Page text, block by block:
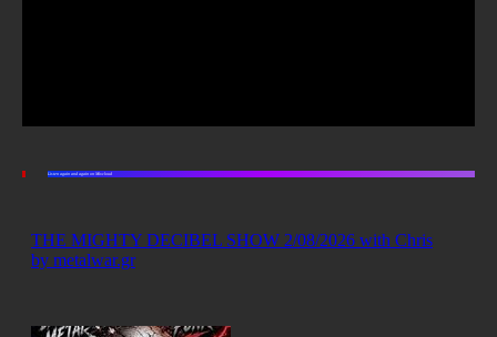
Listen again and again on Mixcloud